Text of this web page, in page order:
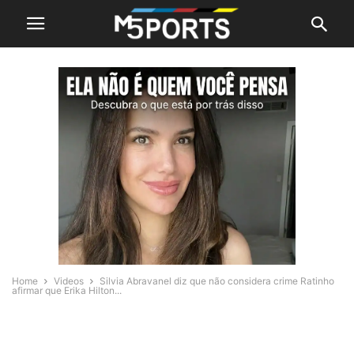
Home Videos
Silvia Abravanel diz que não considera crime Ratinho
afirmar que Erika Hilton...